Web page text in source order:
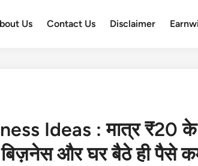
Us Contact Us Disclaimer
Ideas : मात्र ₹20
और घर बैठे ही पैसे